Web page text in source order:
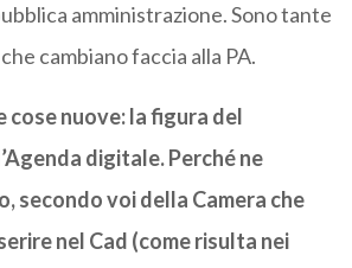
amministrazione. Sono tante
cambiano faccia alla PA.
nuove: la figura del
digitale. Perché ne
secondo voi della Camera che
nel Cad (come risulta nei